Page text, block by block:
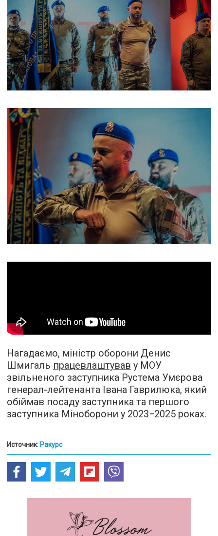
Нагадаємо, міністр оборони Денис
Шмигаль працевлаштував у МОУ
звільненого заступника Рустема Умєрова
генерал-лейтенанта Івана Гаврилюка, який
обіймав посаду заступника та першого
заступника Міноборони у 2023−2025 роках.
Источник: Ракурс